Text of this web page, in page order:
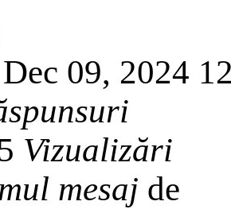
09, 2024
Vizualizări
mesaj de